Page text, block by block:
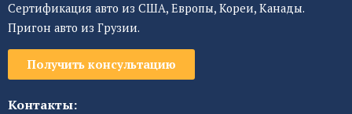
Сертификация авто из США, Европы, Кореи, Канады.
Пригон авто из Грузии.
Получить консультацию
Контакты: